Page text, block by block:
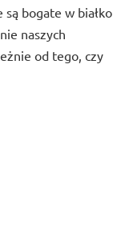
są bogate w białko
naszych
od tego, czy